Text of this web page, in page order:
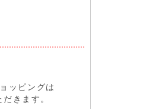
ッピングは
きます。